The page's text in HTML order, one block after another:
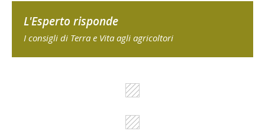
L'Esperto risponde
I consigli di Terra e Vita agli agricoltori